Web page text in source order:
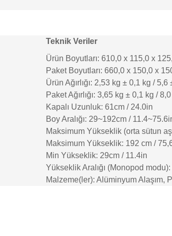
Teknik Veriler
Ürün Boyutları: 610,0 x 115,0 x
Paket Boyutları: 660,0 x 150,0 x
Ürün Ağırlığı: 2,53 kg ± 0,1 kg / 5,6
Paket Ağırlığı: 3,65 kg ± 0,1 kg /
Kapalı Uzunluk: 61cm / 24.0in
Boy Aralığı: 29~192cm /
Maksimum Yükseklik (orta sütun
Maksimum Yükseklik: 192 cm /
Min Yükseklik: 29cm / 11.4in
Yükseklik Aralığı (Monopod
Malzeme(ler): Alüminyum Alaşım,